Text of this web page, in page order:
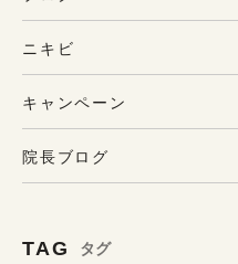
キャンペーン
ニキビ
院長ブログ
TAG タグ